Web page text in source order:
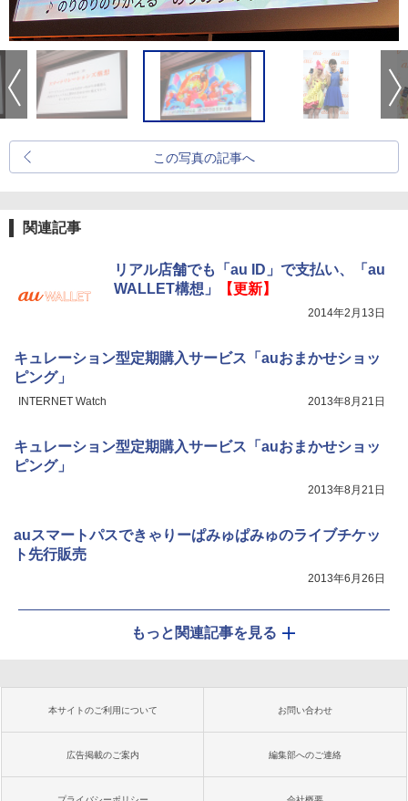
この写真の記事へ
関連記事
リアル店舗でも「au ID」で支払い、「au
WALLET構想」
【更新】
2014年2月13日
キュレーション型定期購入サービス「auおまかせショッ
ピング」
INTERNET Watch 2013年8月21日
キュレーション型定期購入サービス「auおまかせショッ
ピング」
2013年8月21日
auスマートパスできゃりーぱみゅぱみゅのライブチケッ
ト先行販売
2013年6月26日
もっと関連記事を見る
本サイトのご利用について お問い合わせ
広告掲載のご案内 編集部へのご連絡